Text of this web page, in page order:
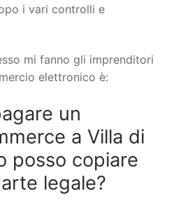
i vari controlli e
mi fanno gli imprenditori
elettronico è:
un
a Villa di
posso copiare
legale?